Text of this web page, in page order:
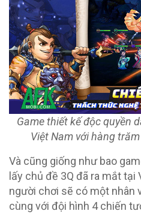
Game thiết kế độc quyền
Việt Nam với hàng
Và cũng giống như bao
lấy chủ đề 3Q đã ra mắt
người chơi sẽ có một nhân
cùng với đội hình 4 chiến